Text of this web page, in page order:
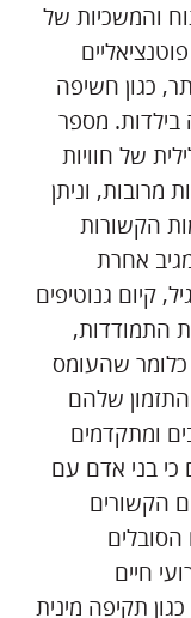
והמשכיות של
כגון חשיפה
בילדות. מספר
של חוויות
מרובות, וניתן
הקשורות
אחרת
קיום גנוטיפים
התמודדות,
שהעומס
שלהם
ומתקדמים
כי בני אדם עם
הקשורים
חיים
תקיפה מינית